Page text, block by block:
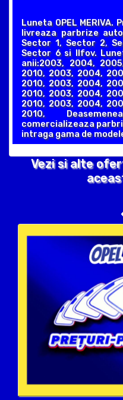
Luneta OPEL
livreaza parbrize auto
Sector 1, Sector 2,
Sector 6 si Ilfov.
anii:2003, 2004,
2010, 2003, 2004,
2010, 2003, 2004,
2010, 2003, 2004,
2010, 2003, 2004,
2010,
comercializeaza
intraga gama de
Vezi si alte